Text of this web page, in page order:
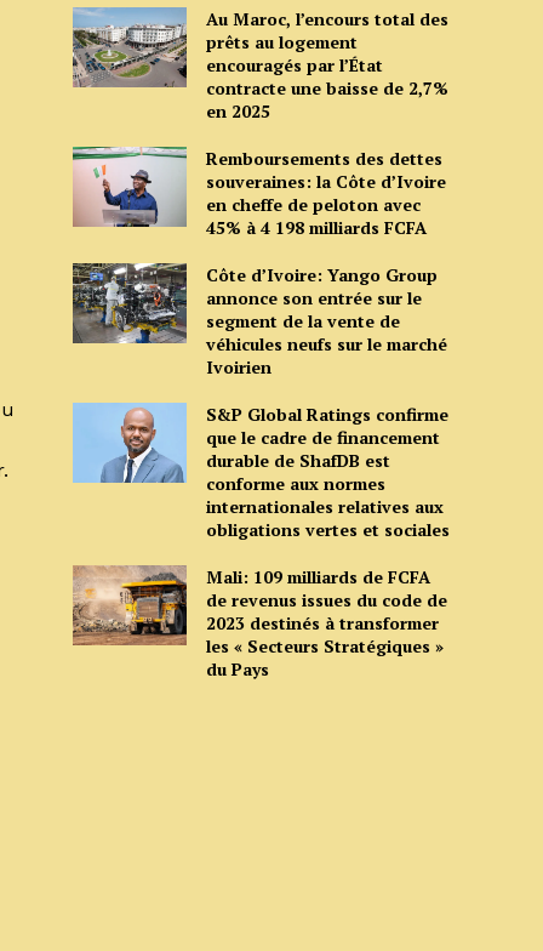
Au Maroc, l’encours total des
prêts au logement
encouragés par l’État
contracte une baisse de 2,7%
en 2025
Remboursements des dettes
souveraines: la Côte d’Ivoire
en cheffe de peloton avec
45% à 4 198 milliards FCFA
Côte d’Ivoire: Yango Group
annonce son entrée sur le
segment de la vente de
véhicules neufs sur le marché
Ivoirien
S&P Global Ratings confirme
que le cadre de financement
durable de ShafDB est
conforme aux normes
internationales relatives aux
obligations vertes et sociales
Mali: 109 milliards de FCFA
de revenus issues du code de
2023 destinés à transformer
les « Secteurs Stratégiques »
du Pays